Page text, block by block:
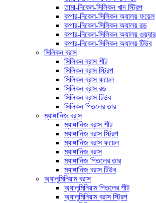
তামা-নিকেল-সিলিকন খাদ স্ট্রিপ
কপার-নিকেল-সিলিকন অ্যালয় ফয়েল
কপার-নিকেল-সিলিকন অ্যালয় রড
কপার-নিকেল-সিলিকন অ্যালয় ওয়্যার
কপার-নিকেল-সিলিকন অ্যালয় টিউব
সিলিকন ব্রাস
সিলিকন ব্রাস শীট
সিলিকন ব্রাস স্ট্রিপ
সিলিকন ব্রাস ফয়েল
সিলিকন ব্রাস রড
সিলিকন ব্রাস টিউব
সিলিকন পিতলের তার
ম্যাঙ্গানিজ ব্রাস
ম্যাঙ্গানিজ ব্রাস শীট
ম্যাঙ্গানিজ ব্রাস স্ট্রিপ
ম্যাঙ্গানিজ ব্রাস ফয়েল
ম্যাঙ্গানিজ ব্রাস
ম্যাঙ্গানিজ পিতলের তার
ম্যাঙ্গানিজ ব্রাস টিউব
অ্যালুমিনিয়াম ব্রাস
অ্যালুমিনিয়াম পিতলের শীট
অ্যালুমিনিয়াম ব্রাস স্ট্রিপ